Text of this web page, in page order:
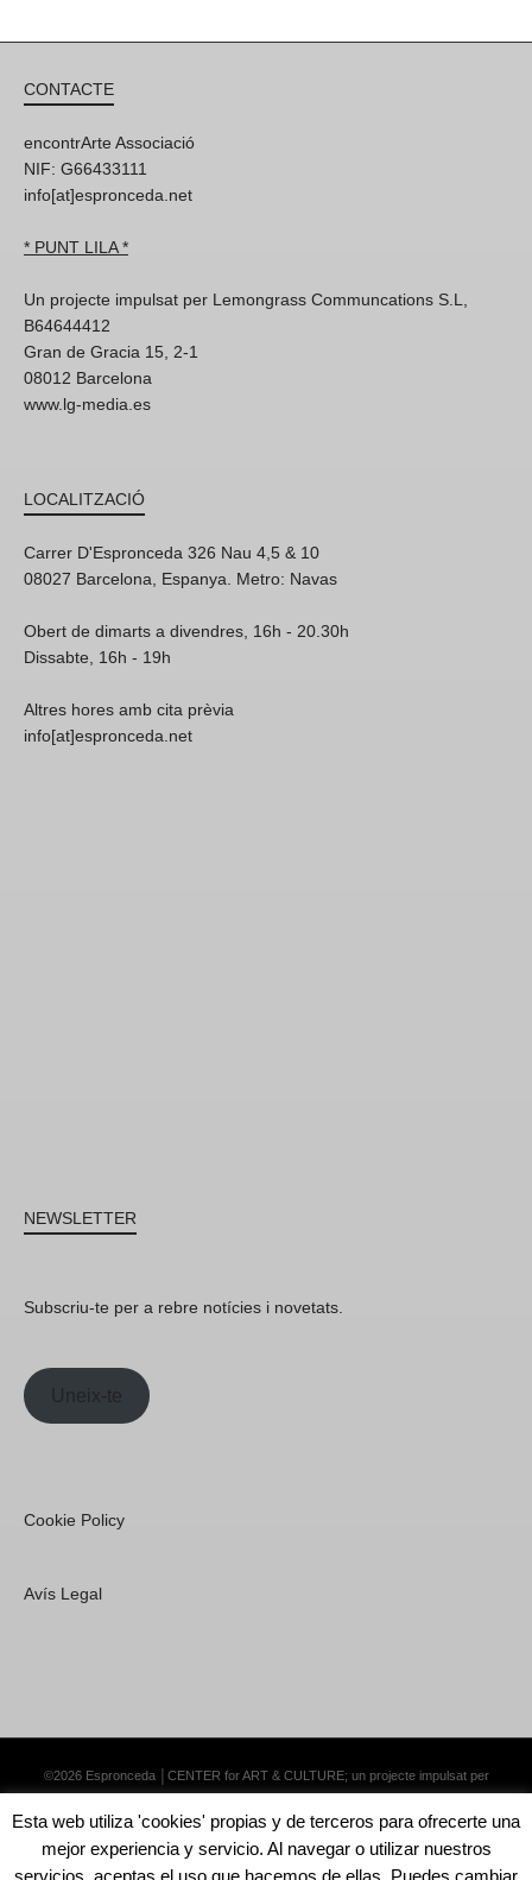
CONTACTE
encontrArte Associació
NIF: G66433111
info[at]espronceda.net
* PUNT LILA *
Un projecte impulsat per Lemongrass Communcations S.L,
B64644412
Gran de Gracia 15, 2-1
08012 Barcelona
www.lg-media.es
LOCALITZACIÓ
Carrer D'Espronceda 326 Nau 4,5 & 10
08027 Barcelona, Espanya. Metro: Navas
Obert de dimarts a divendres, 16h - 20.30h
Dissabte, 16h - 19h
Altres hores amb cita prèvia
info[at]espronceda.net
NEWSLETTER
Subscriu-te per a rebre notícies i novetats.
Uneix-te
Cookie Policy
Avís Legal
©2026 Espronceda │CENTER for ART & CULTURE; un projecte impulsat per
Esta web utiliza 'cookies' propias y de terceros para ofrecerte una
mejor experiencia y servicio. Al navegar o utilizar nuestros
servicios, aceptas el uso que hacemos de ellas. Puedes cambiar